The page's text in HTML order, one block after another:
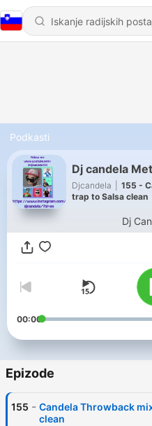
Podkasti
Dj candela
Djcandela
155 -
trap to Salsa clean
Dj
00:00
Epizode
155 - Candela Throwback
clean